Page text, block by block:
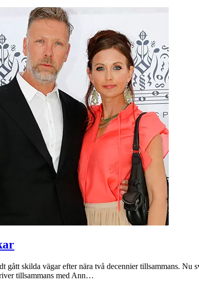
skilda vägar efter nära två decennier tillsammans. Nu
tillsammans med Ann…